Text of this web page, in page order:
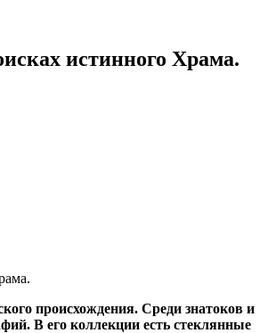
истинного Храма.
происхождения. Среди знатоков и
В его коллекции есть стеклянные